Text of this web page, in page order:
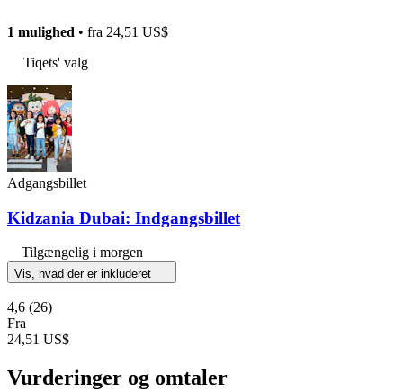
1 mulighed • fra 24,51 US$
Tiqets' valg
Adgangsbillet
Kidzania Dubai: Indgangsbillet
Tilgængelig i morgen
Vis, hvad der er inkluderet
4,6 (26)
Fra
24,51 US$
Vurderinger og omtaler